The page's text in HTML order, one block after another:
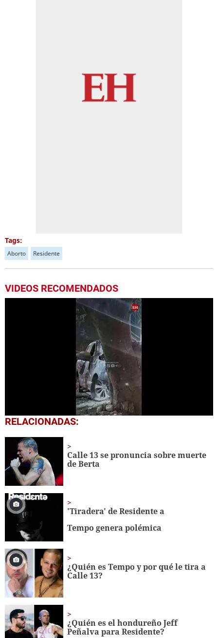
Tags:
Aborto Residente
VIDEOS RECOMENDADOS
0
seconds
minute,
15
seconds
RELACIONADAS:
Calle 13 se pronuncia sobre muerte
de Berta
'Tiradera' de Residente a
Tempo genera polémica
¿Quién es Tempo y por qué le tira a
Calle 13?
¿Quién es el hondureño Jeff
Peñalva para Residente?